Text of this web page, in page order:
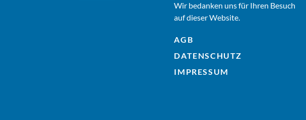
Wir bedanken uns für Ihren Besuch
auf dieser Website.
AGB
DATENSCHUTZ
IMPRESSUM